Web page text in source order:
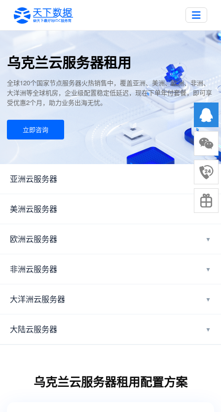
乌克兰云服务器租用
全球120个国家节点服务器火热销售中，覆盖亚洲、美洲、欧洲、非洲、
大洋洲等全球机房，企业级配置稳定低延迟，现在下单年付套餐，即可享
受优惠2个月，助力业务出海无忧。
立即咨询
亚洲云服务器 ▼
美洲云服务器 ▼
欧洲云服务器 ▼
非洲云服务器 ▼
大洋洲云服务器 ▼
大陆云服务器 ▼
乌克兰云服务器租用配置方案